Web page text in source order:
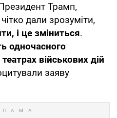
Трамп,
дали зрозуміти,
і це зміниться.
одночасного
військових дій
заяву